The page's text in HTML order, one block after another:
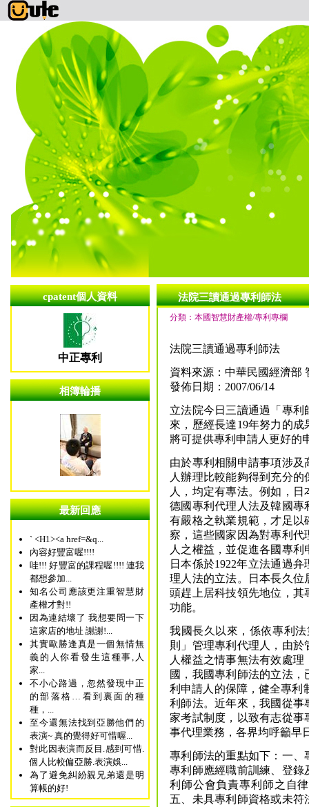
cpatent個人資料
中正專利
相簿輪播
最新回應
` <H1><a href=&q...
內容好豐富喔!!!!
哇!!! 好豐富的課程喔!!!! 連我
都想參加...
知名公司應該更注重智慧財
產權才對!!
因為連結壞了 我想要問一下
這家店的地址 謝謝!...
其實歐勝逢真是一個無情無
義的人你看發生這種事,人
家...
不小心路過，忽然發現中正
的部落格…看到裏面的種
種，...
至今還無法找到亞勝他們的
表演~ 真的覺得好可惜喔...
對此因表演而反目.感到可惜.
個人比較偏亞勝.表演娛...
為了避免糾紛親兄弟還是明
算帳的好!
法院三讀通過專利師法
分類：本國智慧財產權/專利專欄
法院三讀通過專利師法
資料來源：中華民國經濟部
發佈日期：2007/06/14
立法院今日三讀通過「專利
來，歷經長達19年努力的
將可提供專利申請人更好的
由於專利相關申請事項涉
人辦理比較能夠得到充分
人，均定有專法。例如，
德國專利代理人法及韓國
有嚴格之執業規範，才足
察，這些國家因為對專利
人之權益，並促進各國專
日本係於1922年立法通過
理人法的立法。日本長久
頭趕上居科技領先地位，
功能。
我國長久以來，係依專利
則」管理專利代理人，由
人權益之情事無法有效處
國，我國專利師法的立法
利申請人的保障，健全專利
利師法。近年來，我國從
家考試制度，以致有志從
事代理業務，各界均呼籲早
專利師法的重點如下：一
專利師應經職前訓練、登
利師公會負責專利師之自
五、未具專利師資格或未